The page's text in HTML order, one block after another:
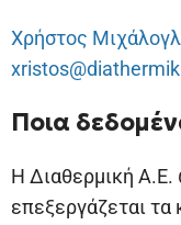
Χρήστος
Ποια
Η Διαθερμική
επεξεργάζεται